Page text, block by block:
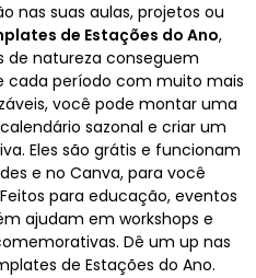
nas suas aulas, projetos ou
de Estações do Ano,
de natureza conseguem
cada período com muito mais
você pode montar uma
sazonal e criar um
Eles são grátis e funcionam
e no Canva, para você
para educação, eventos
ajudam em workshops e
Dê um up nas
de Estações do Ano.